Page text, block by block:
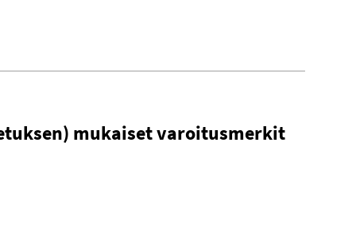
mukaiset varoitusmerkit